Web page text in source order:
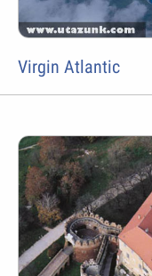
Virgin Atlantic